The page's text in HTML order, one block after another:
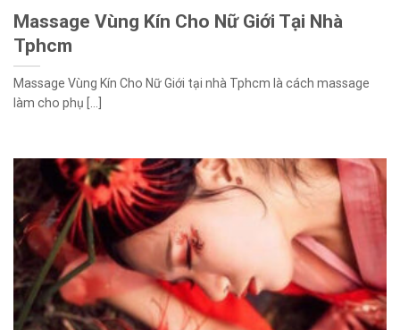
Massage Vùng Kín Cho Nữ Giới Tại Nhà
Tphcm
Massage Vùng Kín Cho Nữ Giới tại nhà Tphcm là cách massage
làm cho phụ [...]